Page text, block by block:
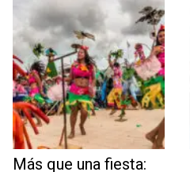
Más que una fiesta: